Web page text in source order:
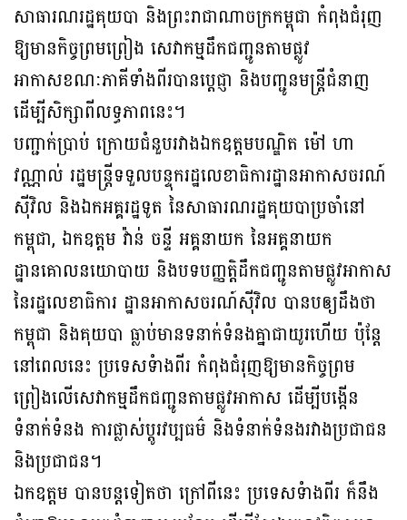
សាធារណរដ្ឋគុយបា និងព្រះរាជាណាចក្រកម្ពុជា កំពុងជំរុញ
ឱ្យមានកិច្ចព្រមព្រៀង សេវាកម្មដឹកជញ្ជូនតាមផ្លូវ
អាកាសខណៈភាគីទាំងពីរបានប្តេជ្ញា និងបញ្ជូនមន្ត្រីជំនាញ
ដើម្បីសិក្សាពីលទ្ធភាពនេះ។
បញ្ជាក់ប្រាប់ ក្រោយជំនួបរវាងឯកឧត្តមបណ្ឌិត ម៉ៅ ហា
វណ្ណាល់ រដ្ឋមន្ត្រីទទួលបន្ទុករដ្ឋលេខាធិការដ្ឋានអាកាសចរណ៍
ស៊ីវិល និងឯកអគ្គរដ្ឋទូត នៃសាធារណរដ្ឋគុយបាប្រចាំនៅ
កម្ពុជា, ឯកឧត្តម វ៉ាន់ ចន្ទី អគ្គនាយក នៃអគ្គនាយក
ដ្ឋានគោលនយោបាយ និងបទបញ្ញត្តិដឹកជញ្ជូនតាមផ្លូវអាកាស
នៃរដ្ឋលេខាធិការ ដ្ឋានអាកាសចរណ៍ស៊ីវិល បានបឲ្យដឹងថា
កម្ពុជា និងគុយបា ធ្លាប់មានទនាក់ទំនងគ្នាជាយូរហើយ ប៉ុន្តែ
នៅពេលនេះ ប្រទេសទំាងពីរ កំពុងជំរុញឱ្យមានកិច្ចព្រម
ព្រៀងលើសេវាកម្មដឹកជញ្ជូនតាមផ្លូវអាកាស ដើម្បីបង្កើន
ទំនាក់ទំនង ការផ្លាស់ប្តូរវប្បធម៌ និងទំនាក់ទំនងរវាងប្រជាជន
និងប្រជាជន។
ឯកឧត្តម បានបន្តទៀតថា ក្រៅពីនេះ ប្រទេសទំាងពីរ ក៏នឹង